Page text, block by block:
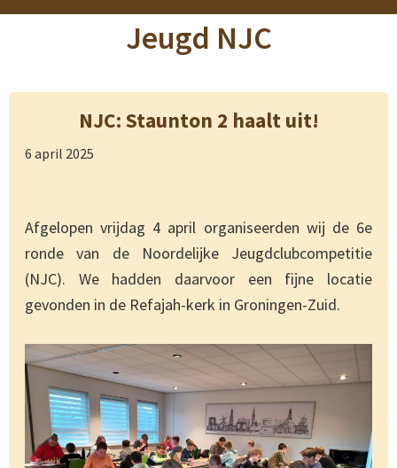
Jeugd NJC
NJC: Staunton 2 haalt uit!
6 april 2025
Afgelopen vrijdag 4 april organiseerden wij de 6e
ronde van de Noordelijke Jeugdclubcompetitie
(NJC). We hadden daarvoor een fijne locatie
gevonden in de Refajah-kerk in Groningen-Zuid.